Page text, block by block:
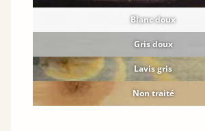
Blanc doux
Gris doux
Lavis gris
Non traité